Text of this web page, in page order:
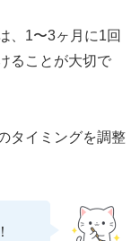
、1〜3ヶ月に1回
ることが大切で
タイミングを調整